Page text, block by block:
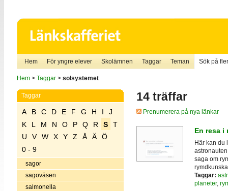
Hem För yngre elever Skolämnen Taggar Teman Sök på
Hem> Taggar> solsystemet
Taggar
A B C D E F G H I
J
K
L M N O P Q R S
T
U
V W X Y Z Å Ä
Ö
0 - 9
sagor
sagoväsen
salmonella
14 träffar
Prenumerera på nya länkar
En resa i
Här kan du
saga om
Taggar:
planeter,